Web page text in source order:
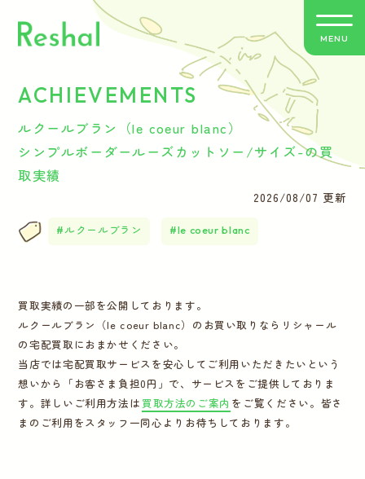
リシャールの特徴
よくあるご質問
バイヤー紹介
運営会社
MENU
ACHIEVEMENTS
ルクールブラン（le coeur blanc）
シンプルボーダールーズカットソー/サイズ-の買
取実績
2026/08/07 更新
ルクールブラン le coeur blanc
買取実績の一部を公開しております。
ルクールブラン（le coeur blanc）のお買い取りならリシャール
の宅配買取におまかせください。
当店では宅配買取サービスを安心してご利用いただきたいという
想いから「お客さま負担0円」で、サービスをご提供しておりま
す。詳しいご利用方法は 買取方法のご案内 をご覧ください。皆さ
まのご利用をスタッフ一同心よりお待ちしております。